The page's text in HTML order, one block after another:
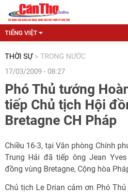
TIẾNG VIỆT
THỜI SỰ > TRONG NƯỚC
17/03/2009 - 08:27
Phó Thủ tướng
tiếp Chủ tịch Hội
Bretagne CH Pháp
Chiều 16-3, tại Văn phòng Chính
Trung Hải đã tiếp ông Jean
đồng vùng Bretagne, Cộng hòa
Chủ tịch Le Drian cảm ơn Phó